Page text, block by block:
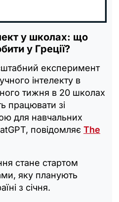
у школах: що
у Греції?
експеримент
інтелекту в
тижня в 20 школах
працювати зі
для навчальних
повідомляє The
стане стартом
яку планують
з січня.